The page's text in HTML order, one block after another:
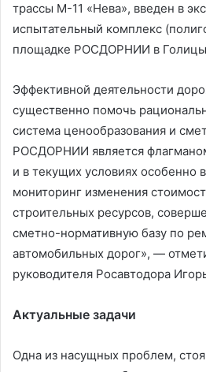
трассы М-11 «Нева», введен в
испытательный комплекс
площадке РОСДОРНИИ в
Эффективной деятельности
существенно помочь
система ценообразования и
РОСДОРНИИ является
и в текущих условиях особенно
мониторинг изменения
строительных ресурсов,
сметно-нормативную базу по
автомобильных дорог», —
руководителя Росавтодора
Актуальные задачи
Одна из насущных проблем,